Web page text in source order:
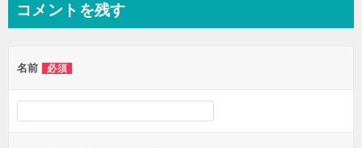
コメントを残す
名前 必須